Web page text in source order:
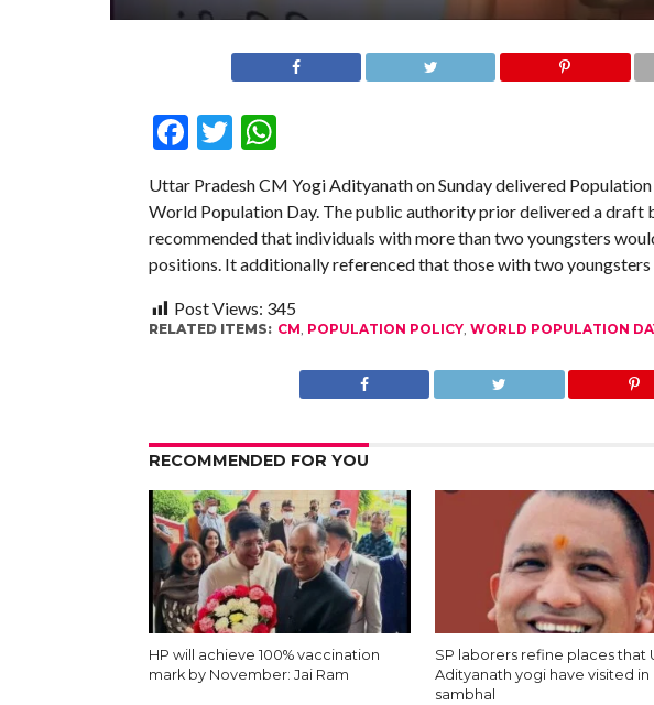
Facebook
Twitter
WhatsApp
Uttar Pradesh CM Yogi Adityanath on Sunday delivered
World Population Day. The public authority prior delivered a draft
recommended that individuals with more than two youngsters
positions. It additionally referenced that those with two
Post Views: 345
RELATED ITEMS: CM, POPULATION POLICY, WORLD POPULATION
RECOMMENDED FOR YOU
HP will achieve 100% vaccination
mark by November: Jai Ram
SP laborers refine places that
Adityanath yogi have visited in
sambhal